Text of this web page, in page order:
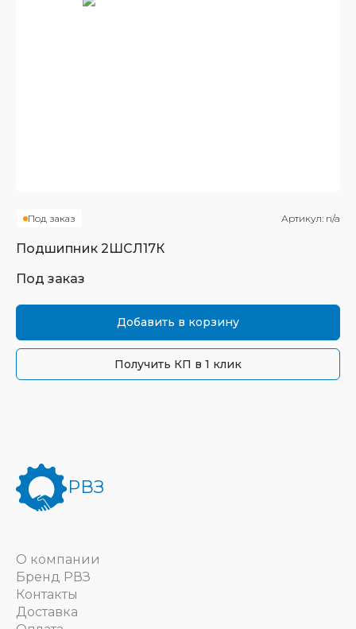
Под заказ Артикул: n/a
Подшипник 2ШСЛ17К
Под заказ
Добавить в корзину
Получить КП в 1 клик
РВЗ
О компании
Бренд РВЗ
Контакты
Доставка